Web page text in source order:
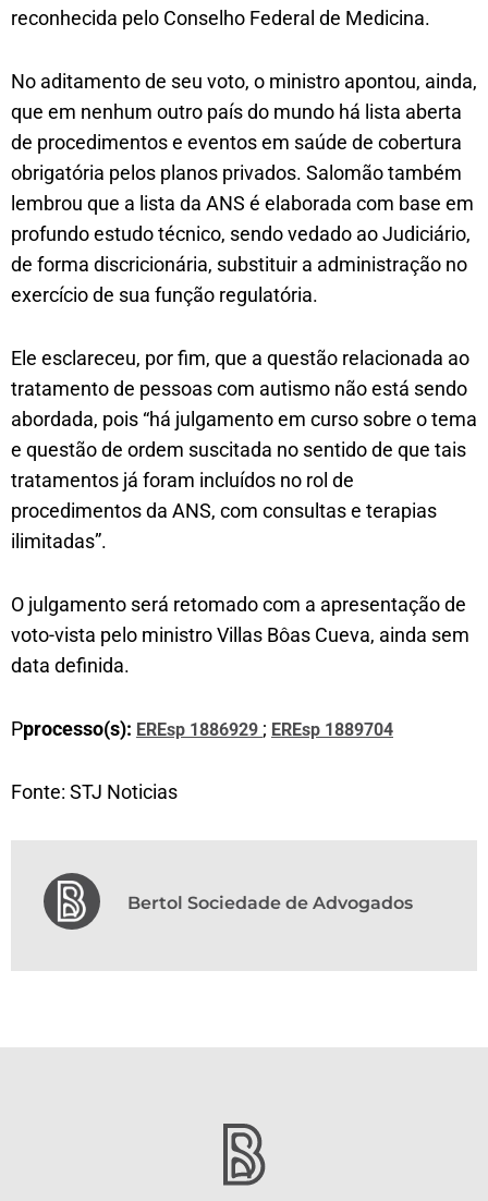
reconhecida pelo Conselho Federal de Medicina.
No aditamento de seu voto, o ministro apontou, ainda,
que em nenhum outro país do mundo há lista aberta
de procedimentos e eventos em saúde de cobertura
obrigatória pelos planos privados. Salomão também
lembrou que a lista da ANS é elaborada com base em
profundo estudo técnico, sendo vedado ao Judiciário,
de forma discricionária, substituir a administração no
exercício de sua função regulatória.
Ele esclareceu, por fim, que a questão relacionada ao
tratamento de pessoas com autismo não está sendo
abordada, pois “há julgamento em curso sobre o tema
e questão de ordem suscitada no sentido de que tais
tratamentos já foram incluídos no rol de
procedimentos da ANS, com consultas e terapias
ilimitadas”.
O julgamento será retomado com a apresentação de
voto-vista pelo ministro Villas Bôas Cueva, ainda sem
data definida.
Pprocesso(s): EREsp 1886929 ; EREsp 1889704
Fonte: STJ Noticias
Bertol Sociedade de Advogados